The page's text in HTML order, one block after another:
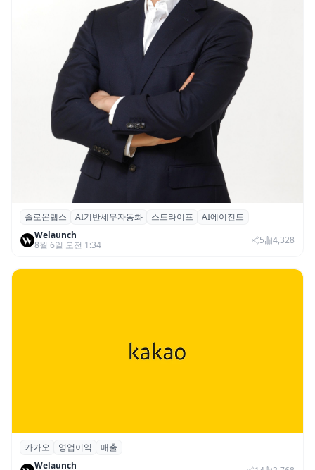
솔로몬랩스, 스트라이프 출신 이창헌 영입…
절세 전략 AI 에이전트 개발 본격화
솔로몬랩스 AI기반세무자동화 스트라이프
AI에이전트
Welaunch
8월 6일 오전 1:34
5 4,328
카카오, 2026년 2분기 매출 2조985억·영업
카카오 영업이익
매출
Welaunch